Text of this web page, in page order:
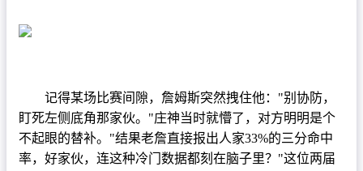
中超
CBA
录像
记得某场比赛间隙，詹姆斯突然拽住他："别协防，
盯死左侧底角那家伙。"庄神当时就懵了，对方明明是个
不起眼的替补。"结果老詹直接报出人家33%的三分命中
率，好家伙，连这种冷门数据都刻在脑子里？"这位两届